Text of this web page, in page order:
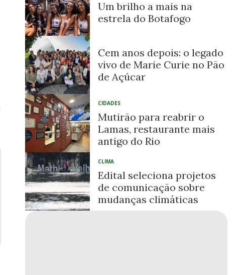
Um brilho a mais na
estrela do Botafogo
Cem anos depois: o legado
vivo de Marie Curie no Pão
de Açúcar
CIDADES
Mutirão para reabrir o
Lamas, restaurante mais
antigo do Rio
CLIMA
Edital seleciona projetos
de comunicação sobre
mudanças climáticas